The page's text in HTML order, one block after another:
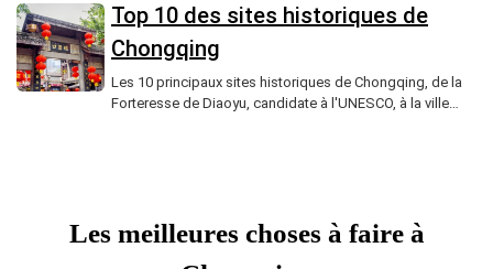
reflète la culture des migrants, et Hongya Cave, des
merveilles de falaises, tout en mélangeant le patrimoine
ancien et la vitalité moderne.
Top 10 des sites historiques de
Chongqing
Les 10 principaux sites historiques de Chongqing, de la
Forteresse de Diaoyu, candidate à l'UNESCO, à la ville
comme un carrefour d'empires et de traditions.
Les meilleures choses à faire à